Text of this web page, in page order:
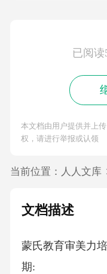
已阅
本文档由用户提供并上
权，请进行举报或认领
当前位置： 人人文库
文档描述
蒙氏教育审美力
期: